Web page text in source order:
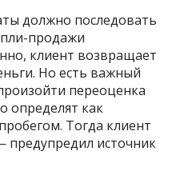
должно последовать
продажи
клиент возвращает
Но есть важный
переоценка
определят как
Тогда клиент
предупредил источник